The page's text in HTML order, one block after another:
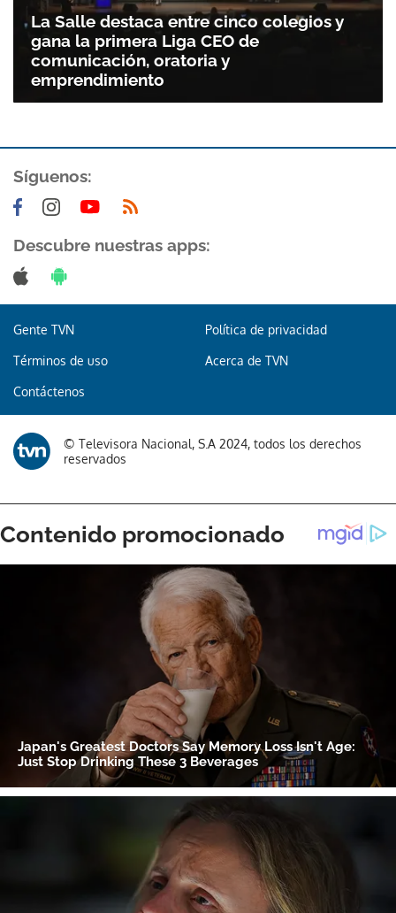
Gracias por suscribirte a nuestro boletín.
La Salle destaca entre cinco colegios y
gana la primera Liga CEO de
comunicación, oratoria y
emprendimiento
Síguenos:
Descubre nuestras apps:
Gente TVN Política de privacidad
Términos de uso Acerca de TVN
Contáctenos
© Televisora Nacional, S.A 2024, todos los derechos
reservados